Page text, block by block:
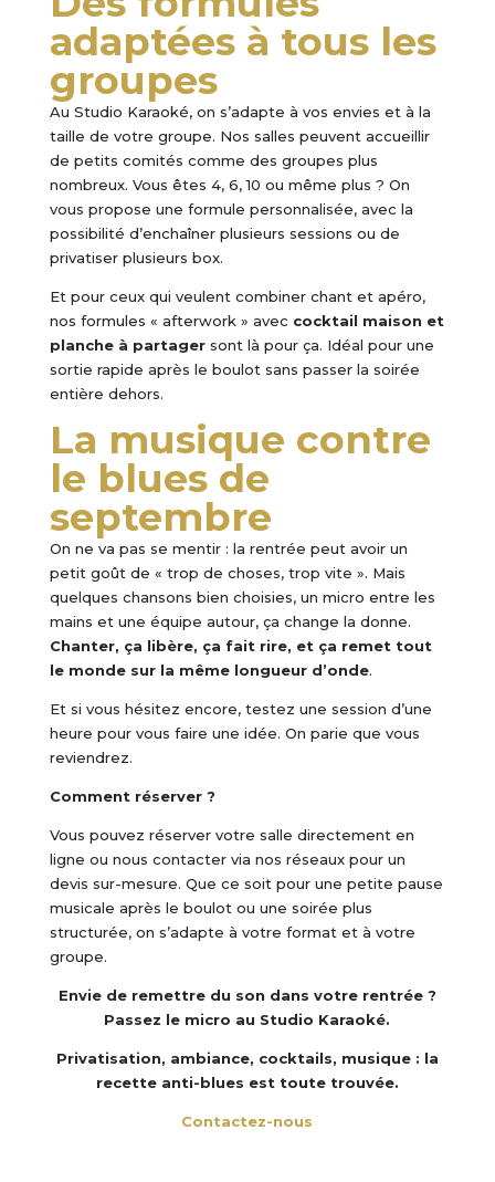
adaptées à tous les
groupes
Au Studio Karaoké, on s’adapte à vos envies et à la
taille de votre groupe. Nos salles peuvent accueillir
de petits comités comme des groupes plus
nombreux. Vous êtes 4, 6, 10 ou même plus ? On
vous propose une formule personnalisée, avec la
possibilité d’enchaîner plusieurs sessions ou de
privatiser plusieurs box.
Et pour ceux qui veulent combiner chant et apéro,
nos formules « afterwork » avec cocktail maison et
planche à partagersont là pour ça. Idéal pour une
sortie rapide après le boulot sans passer la soirée
entière dehors.
La musique contre
le blues de
septembre
On ne va pas se mentir : la rentrée peut avoir un
petit goût de « trop de choses, trop vite ». Mais
quelques chansons bien choisies, un micro entre les
mains et une équipe autour, ça change la donne.
Chanter, ça libère, ça fait rire, et ça remet tout
le monde sur la même longueur d’onde.
Et si vous hésitez encore, testez une session d’une
heure pour vous faire une idée. On parie que vous
reviendrez.
Comment réserver ?
Vous pouvez réserver votre salle directement en
ligne ou nous contacter via nos réseaux pour un
devis sur-mesure. Que ce soit pour une petite pause
musicale après le boulot ou une soirée plus
structurée, on s’adapte à votre format et à votre
groupe.
Envie de remettre du son dans votre rentrée ?
Passez le micro au Studio Karaoké.
Privatisation, ambiance, cocktails, musique : la
recette anti-blues est toute trouvée.
Contactez-nous